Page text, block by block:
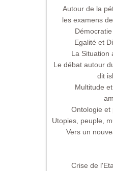
Autour de la
les examens
Egalité et
La Situation
Le débat autour
dit
Multitude
Ontologie et
Utopies, peuple,
Vers un
Crise de